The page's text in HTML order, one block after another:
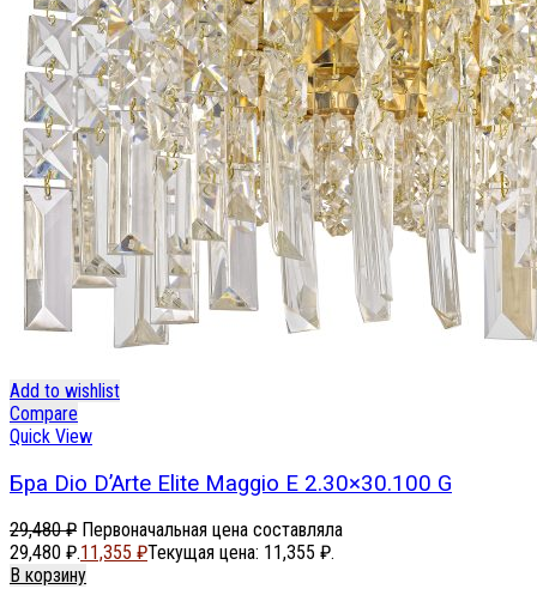
Add to wishlist
Compare
Quick View
Бра Dio D’Arte Elite Maggio E 2.30×30.100 G
29,480₽ Первоначальная цена составляла
29,480 ₽.11,355 ₽Текущая цена: 11,355 ₽.
В корзину